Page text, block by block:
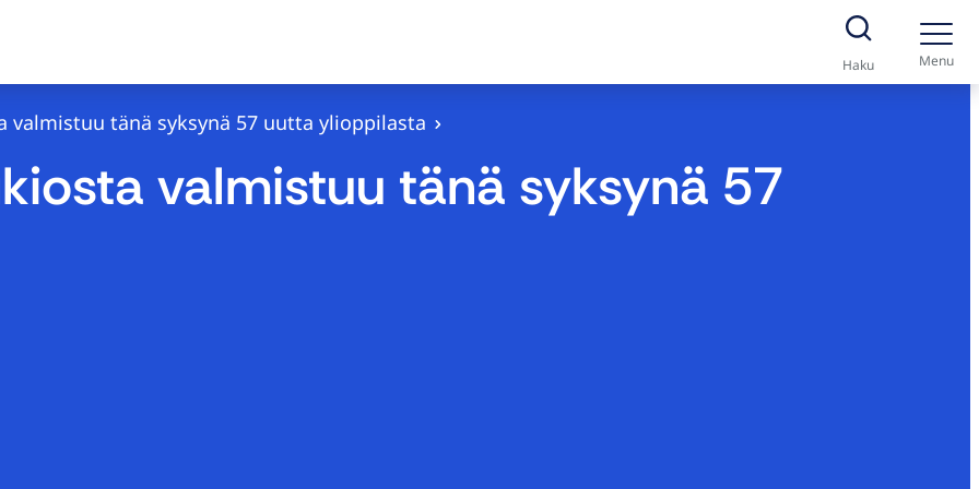
Haku Menu
valmistuu tänä syksynä 57 uutta ylioppilasta
valmistuu tänä syksynä 57